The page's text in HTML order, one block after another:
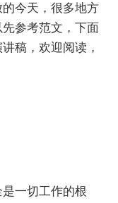
今天，很多地方
参考范文，下面
稿，欢迎阅读，
一切工作的根